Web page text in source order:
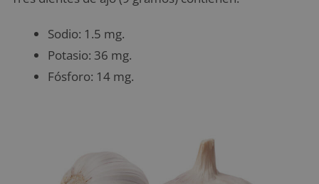
Sodio: 1.5 mg.
Potasio: 36 mg.
Fósforo: 14 mg.